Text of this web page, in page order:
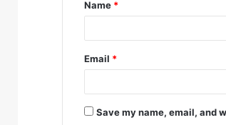
*
Name *
Email *
Save my name, email, and